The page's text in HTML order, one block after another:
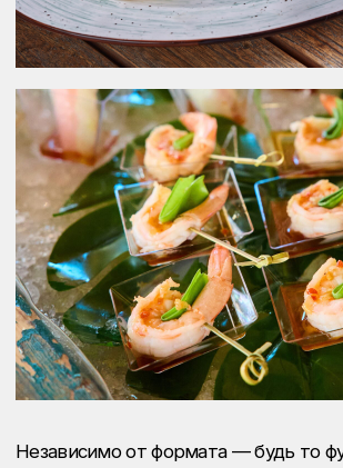
Я даю согласие на обработку
персональных данных в соответствии
сполитикой конфиденциальности
Отправить
Нажимая на кнопку, Вы даете согласие на обработку
своих персональных данных и соглашаетесь с
Пользовательским соглашением